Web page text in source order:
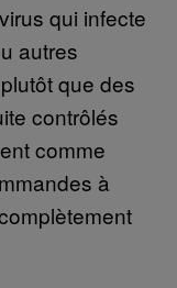
qui infecte
autres
que des
contrôlés
comme
à